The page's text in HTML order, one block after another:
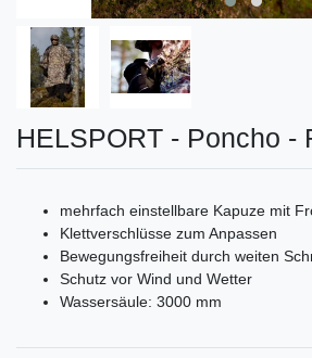
HELSPORT - Poncho -
mehrfach einstellbare Kapuze mit
Klettverschlüsse zum Anpassen
Bewegungsfreiheit durch weiten
Schutz vor Wind und Wetter
Wassersäule: 3000 mm